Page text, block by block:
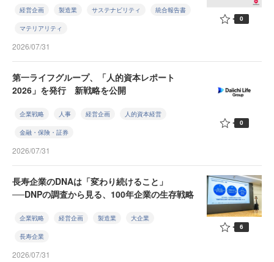
経営企画 製造業 サステナビリティ 統合報告書
マテリアリティ
2026/07/31
0
第一ライフグループ、「人的資本レポート
2026」を発行 新戦略を公開
企業戦略 人事 経営企画 人的資本経営
金融・保険・証券
2026/07/31
0
長寿企業のDNAは「変わり続けること」
──DNPの調査から見る、100年企業の生存戦略
企業戦略 経営企画 製造業 大企業
長寿企業
2026/07/31
6